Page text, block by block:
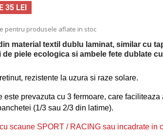
35 LEI
pentru produsele aflate in stoc
material textil dublu laminat, similar cu
piele ecologica si ambele fete dublate
rezistente la uzura si raze solare.
este prevazuta cu 3 fermoare, care faciliteaza
(1/3 sau 2/3 din latime).
scaune SPORT / RACING sau incadrate in